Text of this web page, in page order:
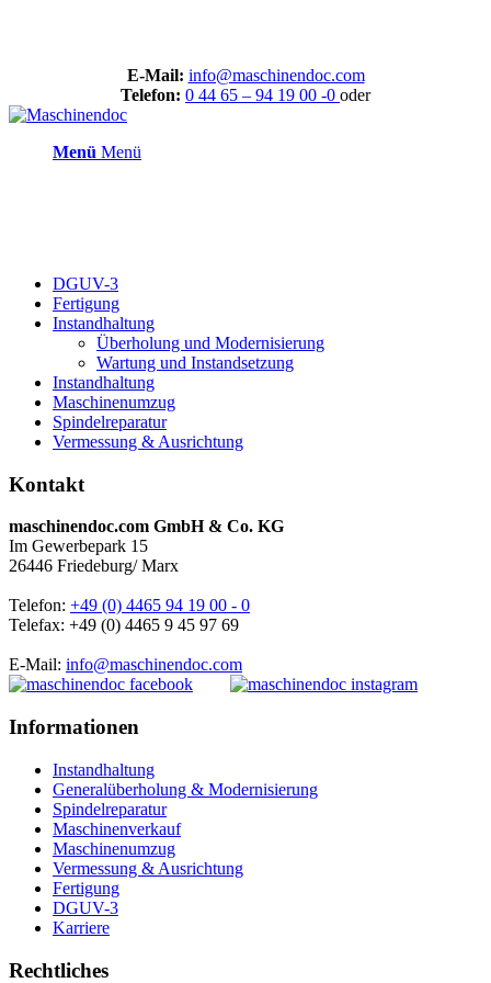
E-Mail: info@maschinendoc.com
Telefon: 0 44 65 – 94 19 00 -0 oder
Menü Menü
DGUV-3
Fertigung
Instandhaltung
Überholung und Modernisierung
Wartung und Instandsetzung
Instandhaltung
Maschinenumzug
Spindelreparatur
Vermessung & Ausrichtung
Kontakt
maschinendoc.com GmbH & Co. KG
Im Gewerbepark 15
26446 Friedeburg/ Marx
Telefon: +49 (0) 4465 94 19 00 - 0
Telefax: +49 (0) 4465 9 45 97 69
E-Mail: info@maschinendoc.com
Informationen
Instandhaltung
Generalüberholung & Modernisierung
Spindelreparatur
Maschinenverkauf
Maschinenumzug
Vermessung & Ausrichtung
Fertigung
DGUV-3
Karriere
Rechtliches